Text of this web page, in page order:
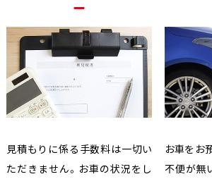
見積もりに係る手数料は一切い
ただきません。お車の状況をし
お車をお
不便が無